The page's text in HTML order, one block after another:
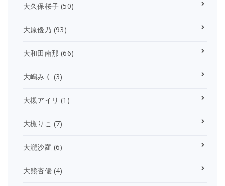
大久保桜子 (50)
大原優乃 (93)
大和田南那 (66)
大嶋みく (3)
大槻アイリ (1)
大槻りこ (7)
大瀧沙羅 (6)
大熊杏優(4)